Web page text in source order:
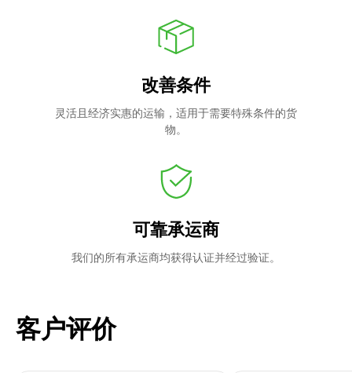
改善条件
灵活且经济实惠的运输，适用于需要特殊条件的货
物。
可靠承运商
我们的所有承运商均获得认证并经过验证。
客户评价